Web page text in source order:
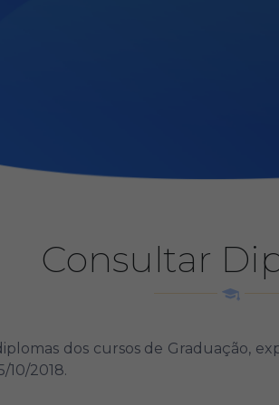
Consultar
dos cursos de Graduação,
10/2018.